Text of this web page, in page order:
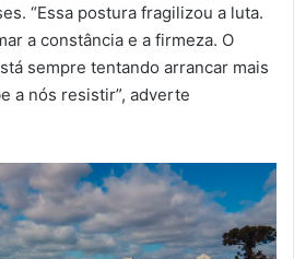
“Essa postura fragilizou a luta.
a constância e a firmeza. O
sempre tentando arrancar mais
a nós resistir”, adverte